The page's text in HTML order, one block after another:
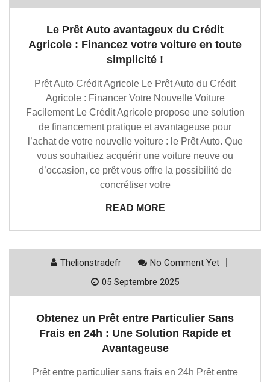
Le Prêt Auto avantageux du Crédit
Agricole : Financez votre voiture en toute
simplicité !
Prêt Auto Crédit Agricole Le Prêt Auto du Crédit
Agricole : Financer Votre Nouvelle Voiture
Facilement Le Crédit Agricole propose une solution
de financement pratique et avantageuse pour
l’achat de votre nouvelle voiture : le Prêt Auto. Que
vous souhaitiez acquérir une voiture neuve ou
d’occasion, ce prêt vous offre la possibilité de
concrétiser votre
READ MORE
Thelionstradefr
No Comment Yet
05 Septembre 2025
Obtenez un Prêt entre Particulier Sans
Frais en 24h : Une Solution Rapide et
Avantageuse
Prêt entre particulier sans frais en 24h Prêt entre